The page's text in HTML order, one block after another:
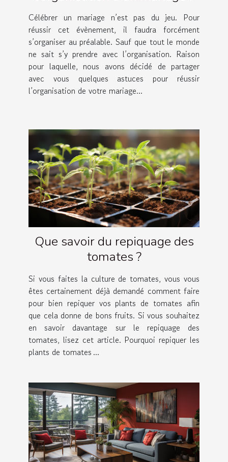
Célébrer un mariage n’est pas du jeu. Pour
réussir cet évènement, il faudra forcément
s’organiser au préalable. Sauf que tout le monde
ne sait s’y prendre avec l’organisation. Raison
pour laquelle, nous avons décidé de partager
avec vous quelques astuces pour réussir
l’organisation de votre mariage...
Que savoir du repiquage des
tomates ?
Si vous faites la culture de tomates, vous vous
êtes certainement déjà demandé comment faire
pour bien repiquer vos plants de tomates afin
que cela donne de bons fruits. Si vous souhaitez
en savoir davantage sur le repiquage des
tomates, lisez cet article. Pourquoi repiquer les
plants de tomates ...